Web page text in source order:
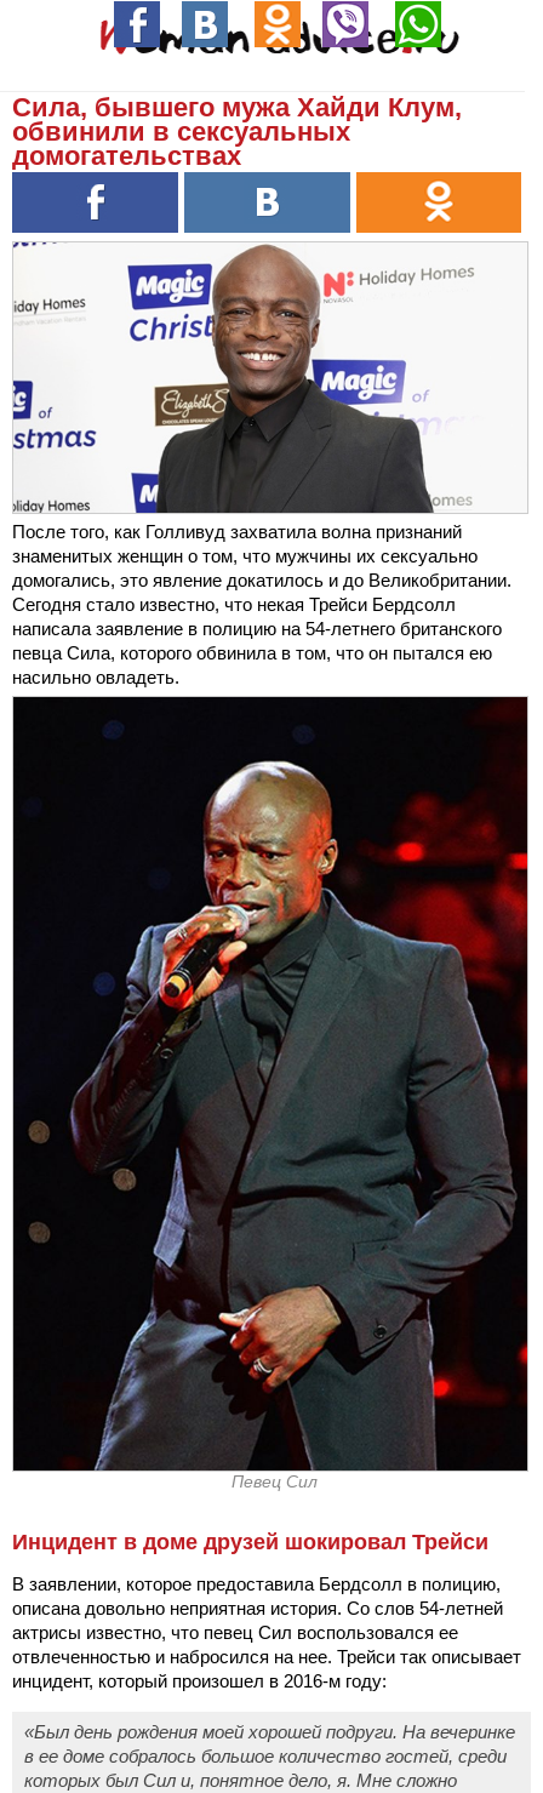
Сила, бывшего мужа Хайди Клум,
обвинили в сексуальных
домогательствах
После того, как Голливуд захватила волна признаний
знаменитых женщин о том, что мужчины их сексуально
домогались, это явление докатилось и до Великобритании.
Сегодня стало известно, что некая Трейси Бердсолл
написала заявление в полицию на 54-летнего британского
певца Сила, которого обвинила в том, что он пытался ею
насильно овладеть.
Певец Сил
Инцидент в доме друзей шокировал Трейси
В заявлении, которое предоставила Бердсолл в полицию,
описана довольно неприятная история. Со слов 54-летней
актрисы известно, что певец Сил воспользовался ее
отвлеченностью и набросился на нее. Трейси так описывает
инцидент, который произошел в 2016-м году:
«Был день рождения моей хорошей подруги. На вечеринке
в ее доме собралось большое количество гостей, среди
которых был Сил и, понятное дело, я. Мне сложно